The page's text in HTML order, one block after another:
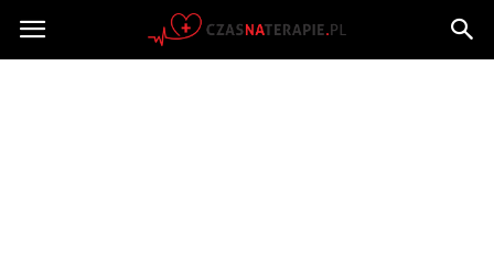
Czasnaterapie.pl